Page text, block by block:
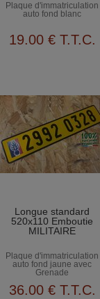
Plaque d'immatriculation
auto fond blanc
19.00 € T.T.C.
Longue standard
520x110 Emboutie
MILITAIRE
Plaque d'immatriculation
auto fond jaune avec
Grenade
36.00 € T.T.C.